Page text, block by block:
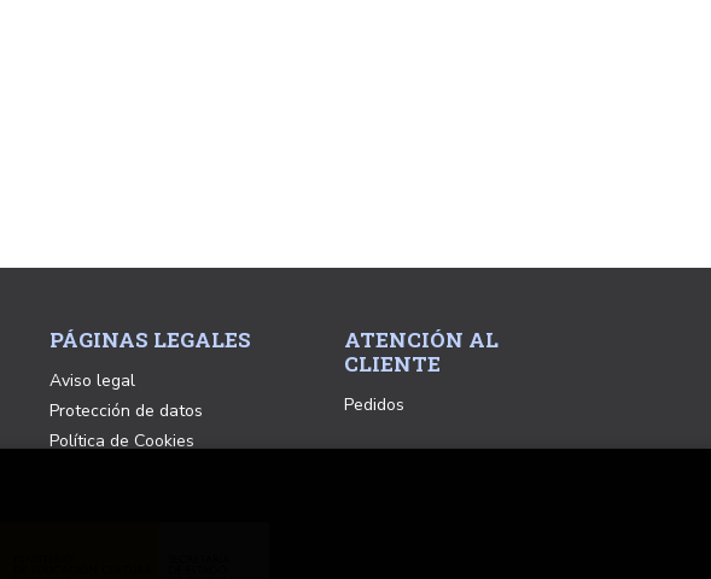
PÁGINAS LEGALES
Aviso legal
Protección de datos
Política de Cookies
ATENCIÓN AL
CLIENTE
Pedidos